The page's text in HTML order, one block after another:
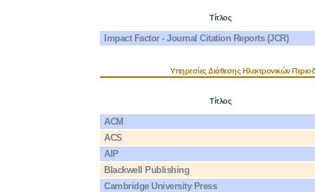
Τίτλος
Impact Factor - Journal Citation Reports (JCR)
Υπηρεσίες Διάθεσης Ηλεκτρονικών
Τίτλος
ACM
ACS
AIP
Blackwell Publishing
Cambridge University Press